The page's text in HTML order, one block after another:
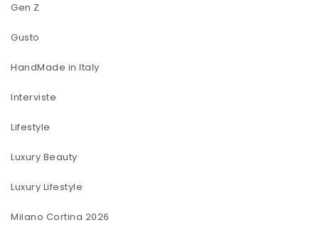
Gen Z
Gusto
HandMade in Italy
Interviste
Lifestyle
Luxury Beauty
Luxury Lifestyle
Milano Cortina 2026